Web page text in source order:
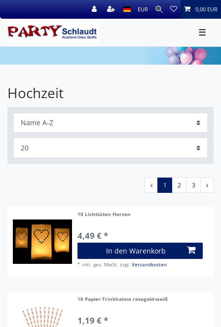
EUR 0,00 EUR
☰
Hochzeit
1 2 3
10 Lichttüten Herzen
4,49 € *
In den Warenkorb
* inkl. ges. MwSt. zzgl.Versandkosten
10 Papier-Trinkhalme rosegold-weiß
1,19 € *